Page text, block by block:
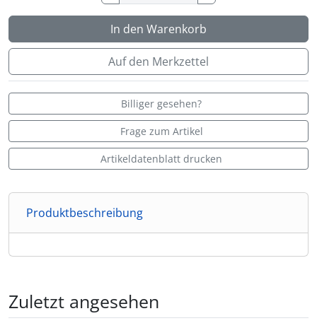
In den Warenkorb
Auf den Merkzettel
Billiger gesehen?
Frage zum Artikel
Artikeldatenblatt drucken
Produktbeschreibung
Zuletzt angesehen